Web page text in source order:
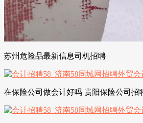
苏州危险品最新信息司机招聘
在保险公司做会计好吗 贵阳保险公司招